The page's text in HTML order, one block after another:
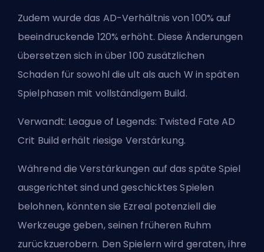
Zudem wurde das AD-Verhältnis von 100% auf
beeindruckende 120% erhöht. Diese Änderungen
übersetzen sich in über 100 zusätzlichen
Schaden für sowohl dieult als auch W in späten
Spielphasen mit vollständigem Build.
Verwandt: League of Legends: Twisted Fate AD
Crit Build erhält riesige Verstärkung.
Während die Verstärkungen auf das späte Spiel
ausgerichtet sind und geschicktes Spielen
belohnen, könnten sie Ezreal potenziell die
Werkzeuge geben, seinen früheren Ruhm
zurückzuerobern. Den Spielern wird geraten, ihre